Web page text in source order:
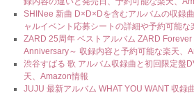
SHINee 新曲 D×D×Dを含むアルバムの収録
ャルイベント応募シートの詳細や予約可能な
ZARD 25周年 ベストアルバム ZARD Forever
Anniversary～ 収録内容と予約可能な楽天、
渋谷すばる 歌 アルバム収録曲と初回限定盤
天、Amazon情報
JUJU 最新アルバム WHAT YOU WANT 収録